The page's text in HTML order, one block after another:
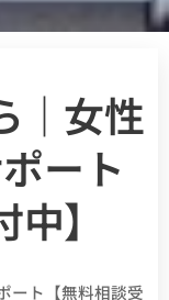
｜女性
ート
】
ート【無料相談受